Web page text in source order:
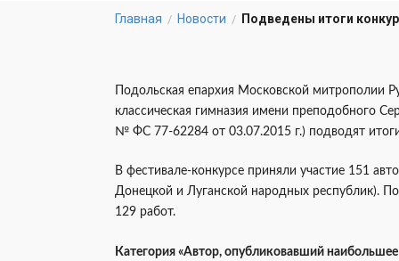
Главная / Новости / Подведены итоги
Подольская епархия Московской митрополии
классическая гимназия имени преподобного
№ ФС 77-62284 от 03.07.2015 г.) подводят
В фестивале-конкурсе приняли участие 151
Донецкой и Луганской народных республик).
129 работ.
Категория «Автор, опубликовавший наибольшее